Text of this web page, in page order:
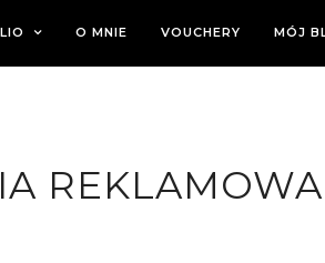
O MNIE VOUCHERY MÓJ